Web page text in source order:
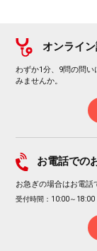
オンライ
わずか1分、9問の問
みませんか。
お電話での
お急ぎの場合はお電話
受付時間：10:00～18:00